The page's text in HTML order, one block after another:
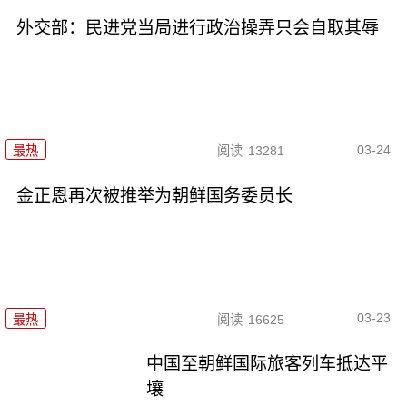
外交部：民进党当局进行政治操弄只会自取其辱
最热 阅读 13281 03-24
金正恩再次被推举为朝鲜国务委员长
最热 阅读 16625 03-23
中国至朝鲜国际旅客列车抵达平
壤